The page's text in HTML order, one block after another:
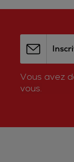
Vous avez
vous.